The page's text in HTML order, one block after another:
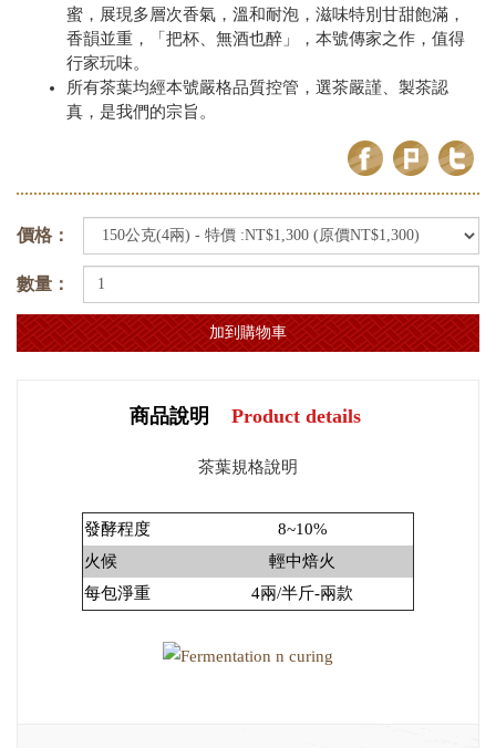
蜜，展現多層次香氣，溫和耐泡，滋味特別甘甜飽滿，
香韻並重，「把杯、無酒也醉」，本號傳家之作，值得
行家玩味。
所有茶葉均經本號嚴格品質控管，選茶嚴謹、製茶認
真，是我們的宗旨。
價格：
數量：
商品說明 Product details
茶葉規格說明
發酵程度
8~10%
火候
輕中焙火
每包淨重
4兩/半斤-兩款